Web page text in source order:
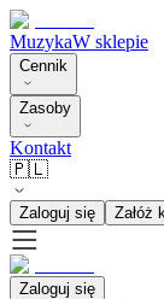
MuzykaW sklepie
Cennik
Zasoby
Kontakt
🇵🇱
Zaloguj się Załóż
Zaloguj się